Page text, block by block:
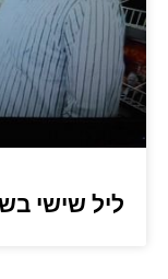
ליל שישי